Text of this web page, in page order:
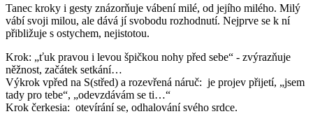
Tanec kroky i gesty znázorňuje vábení milé, od jejího milého. Milý
vábí svoji milou, ale dává jí svobodu rozhodnutí. Nejprve se k ní
přibližuje s ostychem, nejistotou.
Krok: „ťuk pravou i levou špičkou nohy před sebe“ - zvýrazňuje
něžnost, začátek setkání…
Výkrok vpřed na S(střed) a rozevřená náruč: je projev přijetí, „jsem
tady pro tebe“, „odevzdávám se ti…“
Krok čerkesia: otevírání se, odhalování svého srdce.